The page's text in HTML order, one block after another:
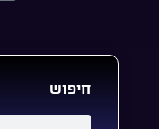
חיפוש